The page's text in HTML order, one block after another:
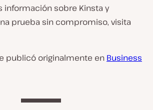
información sobre Kinsta y
prueba sin compromiso, visita
publicó originalmente en Business